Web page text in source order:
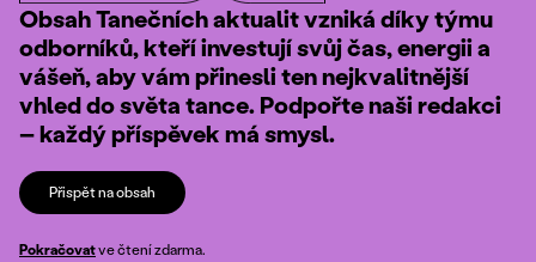
Obsah Tanečních aktualit vzniká díky týmu
odborníků, kteří investují svůj čas, energii a
vášeň, aby vám přinesli ten nejkvalitnější
vhled do světa tance. Podpořte naši redakci
– každý příspěvek má smysl.
Přispět na obsah
Pokračovatve čtení zdarma.